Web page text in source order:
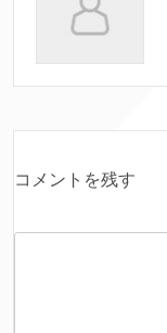
コメントを残す